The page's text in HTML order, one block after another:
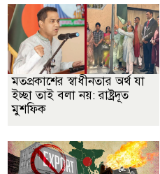
মতপ্রকাশের স্বাধীনতার অর্থ যা
ইচ্ছা তাই বলা নয়: রাষ্ট্রদূত
মুশফিক